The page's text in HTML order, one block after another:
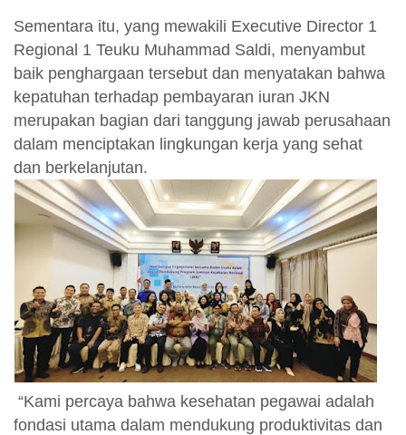
Sementara itu, yang mewakili Executive Director 1
Regional 1 Teuku Muhammad Saldi, menyambut
baik penghargaan tersebut dan menyatakan bahwa
kepatuhan terhadap pembayaran iuran JKN
merupakan bagian dari tanggung jawab perusahaan
dalam menciptakan lingkungan kerja yang sehat
dan berkelanjutan.
“Kami percaya bahwa kesehatan pegawai adalah
fondasi utama dalam mendukung produktivitas dan